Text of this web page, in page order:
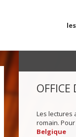
OFFICE
Les lectures
romain.
Belgique